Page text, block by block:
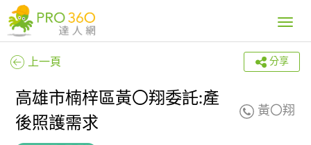
Toggle
上一頁 分享
高雄市楠梓區黃〇翔委託:產
後照護需求
黃〇翔